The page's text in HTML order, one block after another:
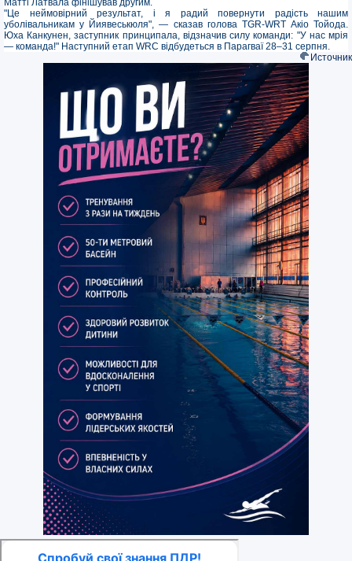
Матті Латвала фінішував другим.
"Це неймовірний результат, і я радий повернути радість нашим
уболівальникам у Йиявеськюля", — сказав голова TGR-WRT Акіо Тойода.
Юха Канкунен, заступник принципала, відзначив силу команди: "У нас мрія
— команда!" Наступний етап WRC відбудеться в Парагваї 28–31 серпня.
Источник